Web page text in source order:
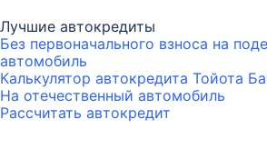
Лучшие автокредиты
Без первоначального взноса на
автомобиль
Калькулятор автокредита Тойота
На отечественный автомобиль
Рассчитать автокредит